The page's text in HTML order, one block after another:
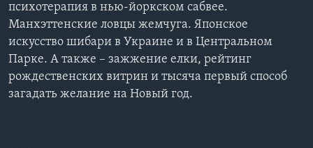
психотерапия в нью-йоркском сабвее.
Манхэттенские ловцы жемчуга. Японское
искусство шибари в Украине и в Центральном
Парке. А также – зажжение елки, рейтинг
рождественских витрин и тысяча первый способ
загадать желание на Новый год.